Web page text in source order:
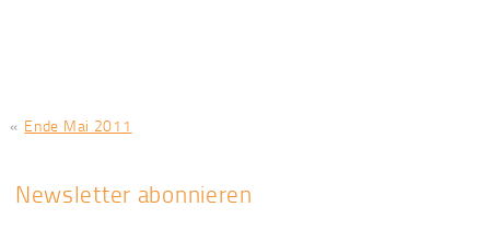
« Ende Mai 2011
Newsletter abonnieren